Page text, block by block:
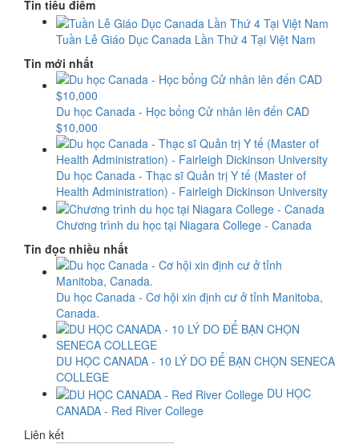
Tin tiêu điểm
Tuần Lễ Giáo Dục Canada Lần Thứ 4 Tại Việt Nam
Tin mới nhất
Du học Canada - Học bổng Cử nhân lên đến CAD
$10,000
Du học Canada - Thạc sĩ Quản trị Y tế (Master of
Health Administration) - Fairleigh Dickinson University
Chương trình du học tại Niagara College - Canada
Tin đọc nhiều nhất
Du học Canada - Cơ hội xin định cư ở tỉnh Manitoba,
Canada.
DU HỌC CANADA - 10 LÝ DO ĐỂ BẠN CHỌN SENECA
COLLEGE
DU HỌC
CANADA - Red River College
Liên kết